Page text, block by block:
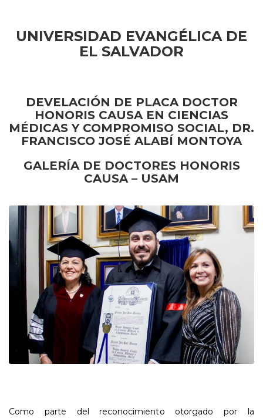
UNIVERSIDAD EVANGÉLICA DE
EL SALVADOR
DEVELACIÓN DE PLACA DOCTOR
HONORIS CAUSA EN CIENCIAS
MÉDICAS Y COMPROMISO SOCIAL, DR.
FRANCISCO JOSÉ ALABÍ MONTOYA
GALERÍA DE DOCTORES HONORIS
CAUSA – USAM
Como parte del reconocimiento otorgado por la